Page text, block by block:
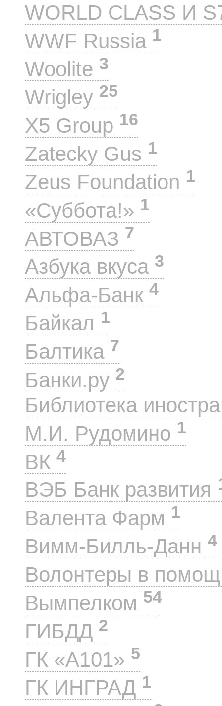
WORLD CLASS И
WWF Russia 1
Woolite 3
Wrigley 25
X5 Group 16
Zatecky Gus 1
Zeus Foundation 1
«Суббота!» 1
АВТОВАЗ 7
Азбука вкуса 3
Альфа-Банк 4
Байкал 1
Балтика 7
Банки.ру 2
Библиотека
М.И. Рудомино 1
ВК 4
ВЭБ Банк развития
Валента Фарм 1
Вимм-Билль-Данн 4
Волонтеры в
Вымпелком 54
ГИБДД 2
ГК «А101» 5
ГК ИНГРАД 1